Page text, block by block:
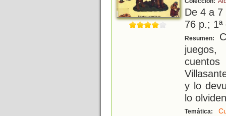
De 4 a
76 p.;
Resumen:
y lo
lo
Temática: